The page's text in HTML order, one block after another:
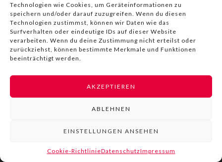
Technologien wie Cookies, um Geräteinformationen zu
speichern und/oder darauf zuzugreifen. Wenn du diesen
Technologien zustimmst, können wir Daten wie das
Surfverhalten oder eindeutige IDs auf dieser Website
verarbeiten. Wenn du deine Zustimmung nicht erteilst oder
zurückziehst, können bestimmte Merkmale und Funktionen
beeinträchtigt werden.
AKZEPTIEREN
ABLEHNEN
EINSTELLUNGEN ANSEHEN
Cookie-RichtlinieDatenschutzImpressum
© COPYRIGHT BY LIVINN |IMPRESSUM | DATENSCHUTZ
NUTZUNGSBEDINGUNGEN